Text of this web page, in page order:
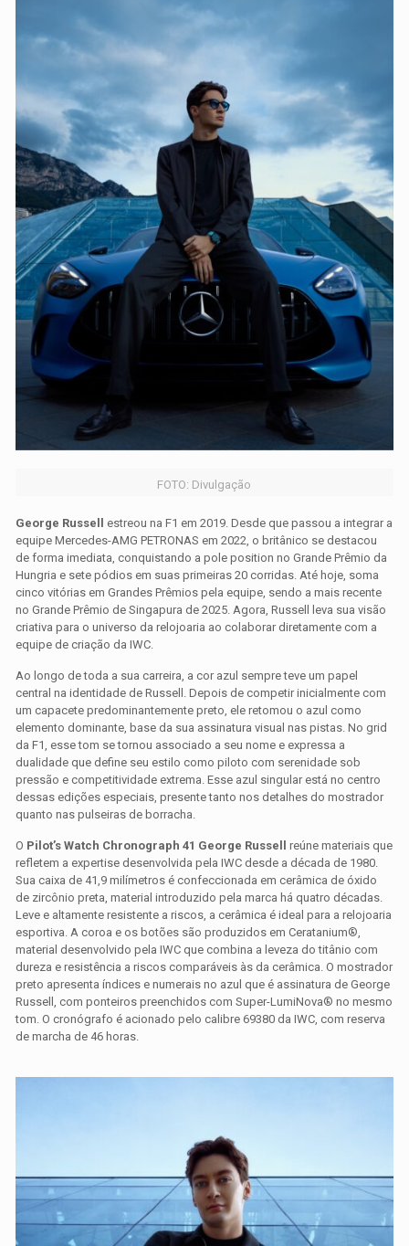
FOTO: Divulgação
George Russell
estreou na F1 em 2019. Desde que passou a integrar a
equipe Mercedes-AMG PETRONAS em 2022, o britânico se destacou
de forma imediata, conquistando a pole position no Grande Prêmio da
Hungria e sete pódios em suas primeiras 20 corridas. Até hoje, soma
cinco vitórias em Grandes Prêmios pela equipe, sendo a mais recente
no Grande Prêmio de Singapura de 2025. Agora, Russell leva sua visão
criativa para o universo da relojoaria ao colaborar diretamente com a
equipe de criação da IWC.
Ao longo de toda a sua carreira, a cor azul sempre teve um papel
central na identidade de Russell. Depois de competir inicialmente com
um capacete predominantemente preto, ele retomou o azul como
elemento dominante, base da sua assinatura visual nas pistas. No grid
da F1, esse tom se tornou associado a seu nome e expressa a
dualidade que define seu estilo como piloto com serenidade sob
pressão e competitividade extrema. Esse azul singular está no centro
dessas edições especiais, presente tanto nos detalhes do mostrador
quanto nas pulseiras de borracha.
O Pilot’s Watch Chronograph 41 George Russell
reúne materiais que
refletem a expertise desenvolvida pela IWC desde a década de 1980.
Sua caixa de 41,9 milímetros é confeccionada em cerâmica de óxido
de zircônio preta, material introduzido pela marca há quatro décadas.
Leve e altamente resistente a riscos, a cerâmica é ideal para a relojoaria
esportiva. A coroa e os botões são produzidos em Ceratanium®,
material desenvolvido pela IWC que combina a leveza do titânio com
dureza e resistência a riscos comparáveis às da cerâmica. O mostrador
preto apresenta índices e numerais no azul que é assinatura de George
Russell, com ponteiros preenchidos com Super-LumiNova® no mesmo
tom. O cronógrafo é acionado pelo calibre 69380 da IWC, com reserva
de marcha de 46 horas.